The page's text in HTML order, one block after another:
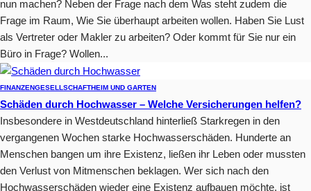
nun machen? Neben der Frage nach dem Was steht zudem die
Frage im Raum, Wie Sie überhaupt arbeiten wollen. Haben Sie Lust
als Vertreter oder Makler zu arbeiten? Oder kommt für Sie nur ein
Büro in Frage? Wollen...
FINANZENGESELLSCHAFTHEIM UND GARTEN
Schäden durch Hochwasser – Welche Versicherungen helfen?
Insbesondere in Westdeutschland hinterließ Starkregen in den
vergangenen Wochen starke Hochwasserschäden. Hunderte an
Menschen bangen um ihre Existenz, ließen ihr Leben oder mussten
den Verlust von Mitmenschen beklagen. Wer sich nach den
Hochwasserschäden wieder eine Existenz aufbauen möchte, ist